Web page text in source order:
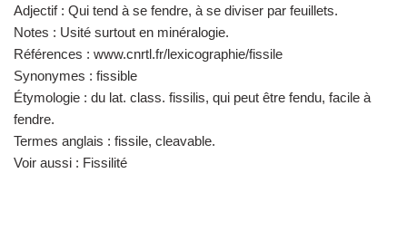
Adjectif : Qui tend à se fendre, à se diviser par feuillets.
Notes : Usité surtout en minéralogie.
Références : www.cnrtl.fr/lexicographie/fissile
Synonymes : fissible
Étymologie : du lat. class. fissilis, qui peut être fendu, facile à
fendre.
Termes anglais : fissile, cleavable.
Voir aussi : Fissilité